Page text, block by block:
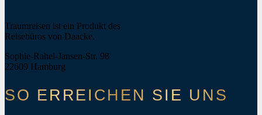
Traumreisen ist ein Produkt des
Reisebüros von Daacke.
Sophie-Rahel-Jansen-Str. 98
22609 Hamburg
SO ERREICHEN SIE UNS